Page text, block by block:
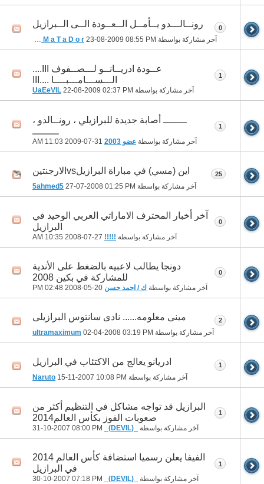
رونــالـــدو يــأمــل الــعــودة الــى الــبرازيل
آخر مشاركة بواسطة AL- M a T a D o r 23-08-2009 08:55 PM
0
عــودة ادريــانــو لـــصــفوف III....
الـــســـامـــبــــا ....III
آخر مشاركة بواسطة UaEeVIL 22-08-2009 02:37 PM
1
ــــــــ أصابة جديدة للبرازيلي ، رونــالدو ،
ـــــــــ
آخر مشاركة بواسطة عضو 2003 11:03 AM
1
اين (مسي) في مباراة البرازيلvsالارجنتين
آخر مشاركة بواسطة 5ahmed5 27-07-2008 01:25 PM
25
آخر أخبار المحترف الاماراتي العربي الوحيد في
البرازيل
آخر مشاركة بواسطة !!!!!
10:35 AM
0
دونجا يطالب لاعبيه بالضغط على الأندية
للمشاركة في بكين 2008
آخر مشاركة بواسطة ك / احمد حسن 02:48 PM
0
مينى معلومه...... نادى سانتوس البرازيلى
آخر مشاركة بواسطة ultramaximum 02-04-2008 03:19 PM
2
ادريانو يعالج من الاكتئاب في البرازيل
آخر مشاركة بواسطة Naruto 15-11-2007 10:08 PM
1
البرازيل قد تواجه مشاكل في التنظيم أكثر من
صعوبات الفوز بكأس العالم2014
آخر مشاركة بواسطة _(DEVIL)_
08:00 PM
1
الفيفا يعلن رسميا استضافة كأس العالم 2014
في البرازيل
آخر مشاركة بواسطة _(DEVIL)_
07:18 PM
1